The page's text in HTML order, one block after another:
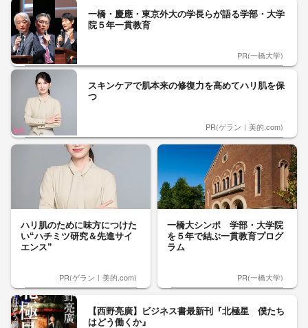
一橋・慶應・東京外大の学長らが語る学部・大学
院５年一貫教育
PR(一橋大学)
スキンケアで肌本来の修復力を高めてハリ肌を保
つ
PR(ゲラン｜美的.com)
ハリ肌のために味方につけた
い“ハチミツ研究＆先進サイ
エンス”
PR(ゲラン｜美的.com)
一橋大シンポ 学部・大学院
を５年で結ぶ一貫教育プログ
ラム
PR(一橋大学)
【西野亮廣】ビジネス書最新刊『北極星 僕たち
はどう働くか』